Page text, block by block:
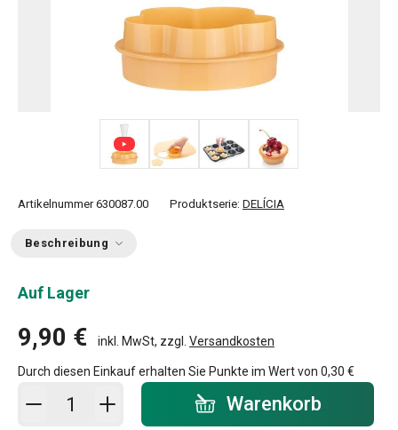
Artikelnummer 630087.00 Produktserie: DELÍCIA
Beschreibung
Auf Lager
9,90 € inkl. MwSt, zzgl. Versandkosten
Durch diesen Einkauf erhalten Sie Punkte im Wert von 0,30 €
In den Warenkorb - Menge Warenkorb